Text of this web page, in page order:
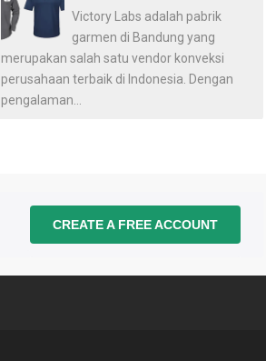
Victory Labs adalah pabrik
garmen di Bandung yang
merupakan salah satu vendor konveksi
perusahaan terbaik di Indonesia. Dengan
pengalaman...
CREATE A FREE ACCOUNT